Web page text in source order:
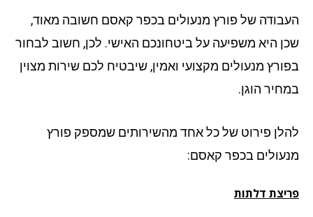
של פורץ מנעולים בכפר קאסם חשובה מאוד,
היא משפיעה על ביטחונכם האישי. לכן, חשוב לבחור
מנעולים מקצועי ואמין, שיבטיח לכם שירות מצוין
הוגן.
פירוט של כל אחד מהשירותים שמספק פורץ
בכפר קאסם:
דלתות